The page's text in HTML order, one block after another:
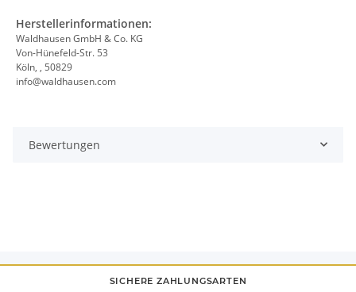
Herstellerinformationen:
Waldhausen GmbH & Co. KG
Von-Hünefeld-Str. 53
Köln, , 50829
info@waldhausen.com
Bewertungen
SICHERE ZAHLUNGSARTEN